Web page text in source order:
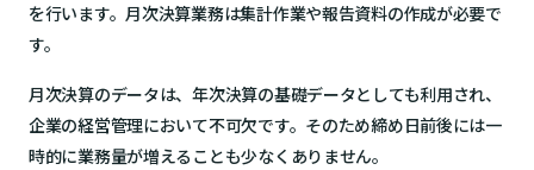
を行います。月次決算業務は集計作業や報告資料の作成が必要で
す。
月次決算のデータは、年次決算の基礎データとしても利用され、
企業の経営管理において不可欠です。そのため締め日前後には一
時的に業務量が増えることも少なくありません。